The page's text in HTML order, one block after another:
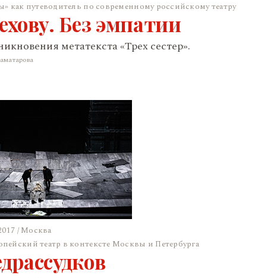
как путеводитель по современному российскому театру
Без эмпатии
метатекста «Трех сестер».
/ Москва
театр в контексте Москвы и Петербурга